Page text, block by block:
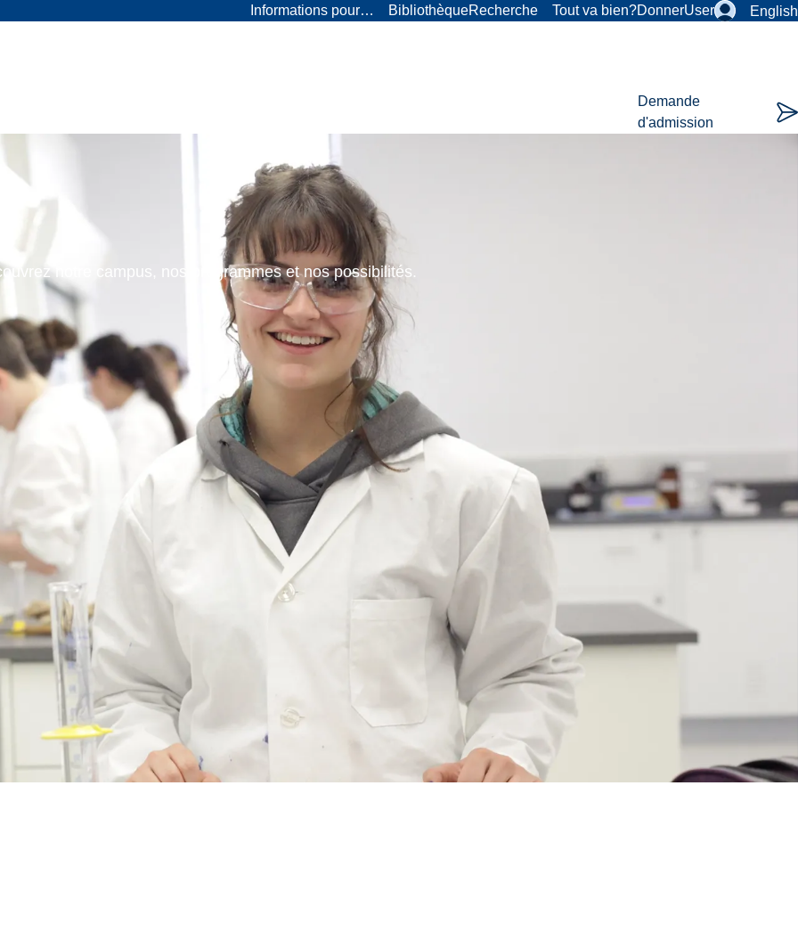
Informations pour… BibliothèqueRecherche Tout va bien?DonnerUser English
Demande
d'admission
notre campus, nos programmes et nos possibilités.